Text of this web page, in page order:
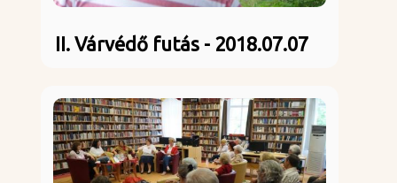
II. Várvédő futás - 2018.07.07